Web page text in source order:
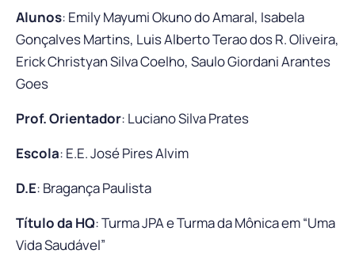
Alunos: Emily Mayumi Okuno do Amaral, Isabela
Gonçalves Martins, Luis Alberto Terao dos R. Oliveira,
Erick Christyan Silva Coelho, Saulo Giordani Arantes
Goes
Prof. Orientador: Luciano Silva Prates
Escola: E.E. José Pires Alvim
D.E: Bragança Paulista
Título da HQ: Turma JPA e Turma da Mônica em “Uma
Vida Saudável”